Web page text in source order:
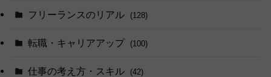
フリーランスのリアル (128)
転職・キャリアアップ (100)
仕事の考え方・スキル (42)